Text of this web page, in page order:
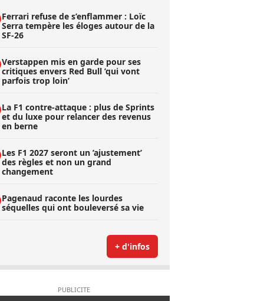
Ferrari refuse de s’enflammer : Loïc
Serra tempère les éloges autour de la
SF-26
Verstappen mis en garde pour ses
critiques envers Red Bull ’qui vont
parfois trop loin’
La F1 contre-attaque : plus de Sprints
et du luxe pour relancer des revenus
en berne
Les F1 2027 seront un ’ajustement’
des règles et non un grand
changement
Pagenaud raconte les lourdes
séquelles qui ont bouleversé sa vie
+ d'infos